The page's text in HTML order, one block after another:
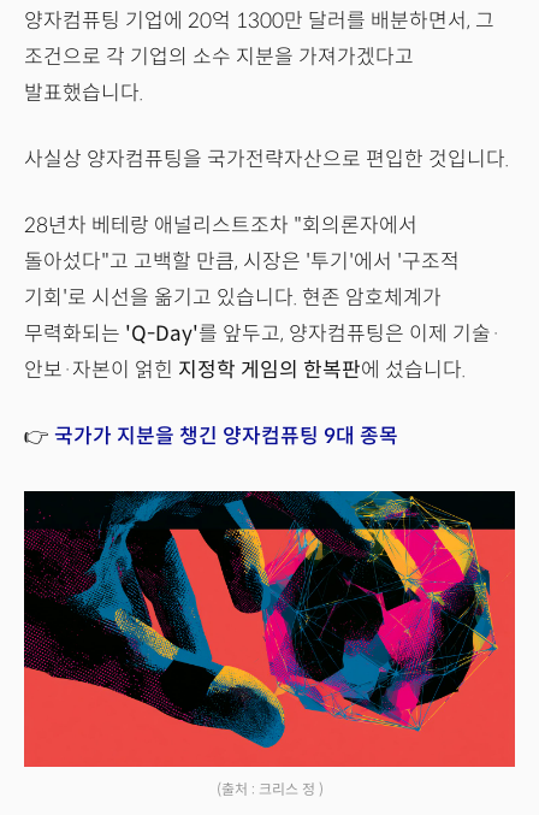
양자컴퓨팅 기업에 20억 1300만 달러를 배분하면서, 그
조건으로 각 기업의 소수 지분을 가져가겠다고
발표했습니다.
사실상 양자컴퓨팅을 국가전략자산으로 편입한 것입니다.
28년차 베테랑 애널리스트조차 "회의론자에서
돌아섰다"고 고백할 만큼, 시장은 '투기'에서 '구조적
기회'로 시선을 옮기고 있습니다. 현존 암호체계가
무력화되는 'Q-Day'를 앞두고, 양자컴퓨팅은 이제 기술·
안보·자본이 얽힌 지정학 게임의 한복판에 섰습니다.
👉 국가가 지분을 챙긴 양자컴퓨팅 9대 종목
(출처 : 크리스 정 )